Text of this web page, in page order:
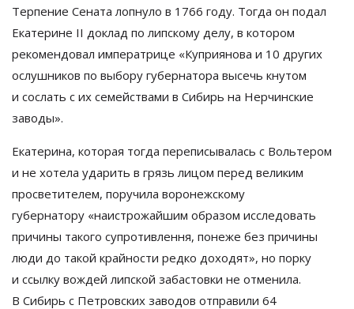
Терпение Сената лопнуло в 1766 году. Тогда он подал
Екатерине II доклад по липскому делу, в котором
рекомендовал императрице «Куприянова и 10 других
ослушников по выбору губернатора высечь кнутом
и сослать с их семействами в Сибирь на Нерчинские
заводы».
Екатерина, которая тогда переписывалась с Вольтером
и не хотела ударить в грязь лицом перед великим
просветителем, поручила воронежскому
губернатору «наистрожайшим образом исследовать
причины такого супротивлення, понеже без причины
люди до такой крайности редко доходят», но порку
и ссылку вождей липской забастовки не отменила.
В Сибирь с Петровских заводов отправили 64